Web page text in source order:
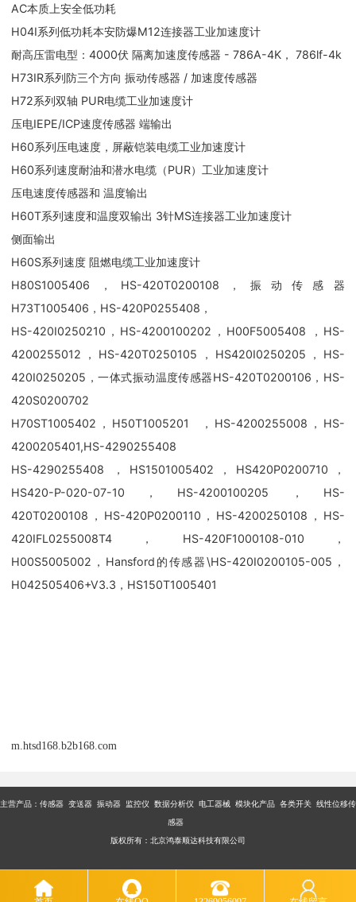
AC本质上安全低功耗
H04I系列低功耗本安防爆M12连接器工业加速度计
耐高压雷电型：4000伏 隔离加速度传感器 - 786A-4K， 786lf-4k
H73IR系列防三个方向 振动传感器 / 加速度传感器
H72系列双轴 PUR电缆工业加速度计
压电IEPE/ICP速度传感器 端输出
H60系列压电速度，屏蔽铠装电缆工业加速度计
H60系列速度耐油和潜水电缆（PUR）工业加速度计
压电速度传感器和 温度输出
H60T系列速度和温度双输出 3针MS连接器工业加速度计
侧面输出
H60S系列速度 阻燃电缆工业加速度计
H80S1005406，HS-420T0200108，振动传感器
H73T1005406，HS-420P0255408，
HS-420I0250210，HS-4200100202，H00F5005408 ，HS-
4200255012，HS-420T0250105，HS420I0250205，HS-
420I0250205，一体式振动温度传感器HS-420T0200106，HS-
420S0200702
H70ST1005402，H50T1005201 ，HS-4200255008，HS-
4200205401,HS-4290255408
HS-4290255408 ，HS1501005402，HS420P0200710，
HS420-P-020-07-10，HS-4200100205 ，HS-
420T0200108，HS-420P0200110，HS-4200250108，HS-
420IFL0255008T4，HS-420F1000108-010，
H00S5005002，Hansford的传感器\HS-420I0200105-005，
H042505406+V3.3，HS150T1005401
m.htsd168.b2b168.com
主营产品：传感器 变送器 振动器 监控仪 数据分析仪 电工器械 模块化产品 各类开关 线性位移传
感器
版权所有：北京鸿泰顺达科技有限公司